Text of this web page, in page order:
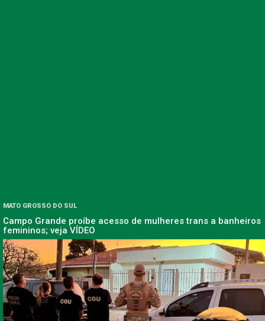
MATO GROSSO DO SUL
Campo Grande proíbe acesso de mulheres trans a banheiros
femininos; veja VÍDEO